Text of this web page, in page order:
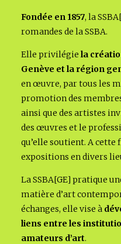
Fondée en 1857, la
romandes de la SSBA.
Elle privilégie la
Genève et la région
en œuvre, par tous les
promotion des
ainsi que des artistes
des œuvres et le
qu’elle soutient. A cette
expositions en divers
La SSBA[GE] pratique
matière d’art
échanges, elle vise à
liens entre les
amateurs d’art.